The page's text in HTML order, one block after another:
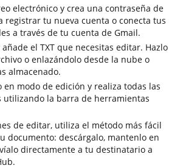
electrónico y crea una contraseña de
registrar tu nueva cuenta o conecta tus
a través de tu cuenta de Gmail.
el TXT que necesitas editar. Hazlo
o enlazándolo desde la nube o
almacenado.
en modo de edición y realiza todas las
utilizando la barra de herramientas
de editar, utiliza el método más fácil
documento: descárgalo, mantenlo en
directamente a tu destinatario a